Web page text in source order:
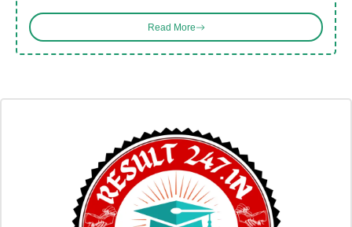
Read More